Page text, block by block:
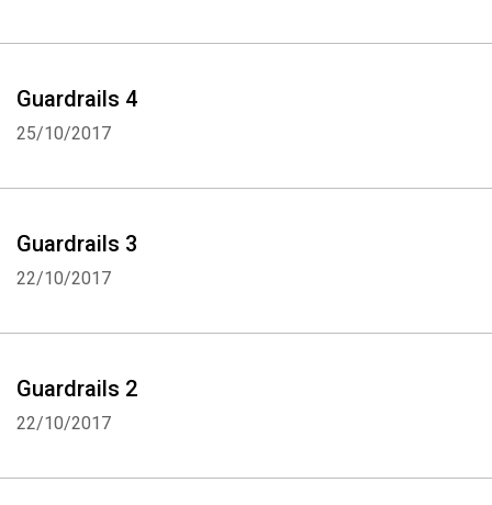
Guardrails 4
25/10/2017
Guardrails 3
22/10/2017
Guardrails 2
22/10/2017